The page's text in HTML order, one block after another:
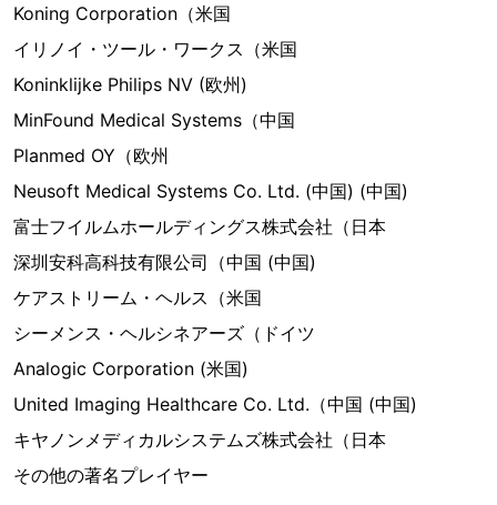
Koning Corporation（米国
イリノイ・ツール・ワークス（米国
Koninklijke Philips NV (欧州)
MinFound Medical Systems（中国
Planmed OY（欧州
Neusoft Medical Systems Co. Ltd. (中国) (中国)
富士フイルムホールディングス株式会社（日本
深圳安科高科技有限公司（中国 (中国)
ケアストリーム・ヘルス（米国
シーメンス・ヘルシネアーズ（ドイツ
Analogic Corporation (米国)
United Imaging Healthcare Co. Ltd.（中国 (中国)
キヤノンメディカルシステムズ株式会社（日本
その他の著名プレイヤー